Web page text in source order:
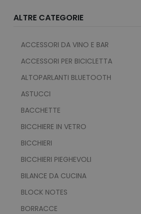
ALTRE CATEGORIE
ACCESSORI DA VINO E BAR
ACCESSORI PER BICICLETTA
ALTOPARLANTI BLUETOOTH
ASTUCCI
BACCHETTE
BICCHIERE IN VETRO
BICCHIERI
BICCHIERI PIEGHEVOLI
BILANCE DA CUCINA
BLOCK NOTES
BORRACCE